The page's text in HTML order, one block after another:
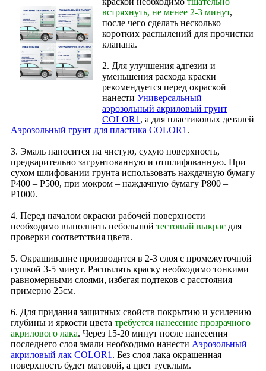
встряхнуть, не менее 2-3 минут,
после чего сделать несколько
коротких распылений для прочистки
клапана.
2. Для улучшения адгезии и
уменьшения расхода краски
рекомендуется перед окраской
нанести Универсальный
аэрозольный акриловый грунт
COLOR1 , а для пластиковых деталей
Аэрозольный грунт для пластика COLOR1 .
3. Эмаль наносится на чистую, сухую поверхность,
предварительно загрунтованную и отшлифованную. При
сухом шлифовании грунта использовать наждачную бумагу
Р400 – Р500, при мокром – наждачную бумагу Р800 –
Р1000.
4. Перед началом окраски рабочей поверхности
необходимо выполнить небольшой тестовый выкрас для
проверки соответствия цвета.
5. Окрашивание производится в 2‑3 слоя с промежуточной
сушкой 3-5 минут. Распылять краску необходимо тонкими
равномерными слоями, избегая подтеков с расстояния
примерно 25см.
6. Для придания защитных свойств покрытию и усилению
глубины и яркости цвета требуется нанесение прозрачного
акрилового лака. Через 15‑20 минут после нанесения
последнего слоя эмали необходимо нанести Аэрозольный
акриловый лак COLOR1 . Без слоя лака окрашенная
поверхность будет матовой, а цвет тусклым.